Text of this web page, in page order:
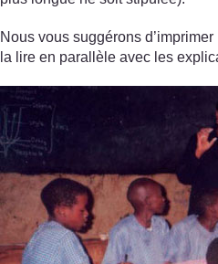
Nous vous suggérons
la lire en parallèle avec les